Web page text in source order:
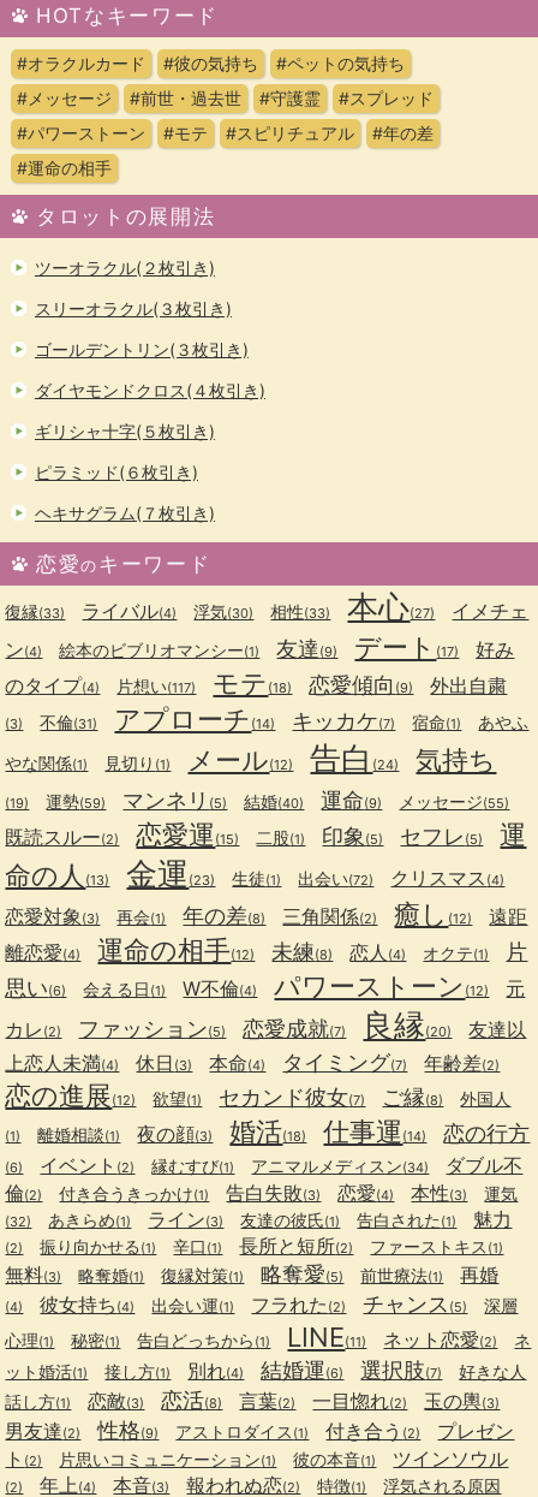
HOTなキーワード
#オラクルカード #彼の気持ち
#ペットの気持ち
#メッセージ
#前世・過去世 #守護霊
#スプレッド
#パワーストーン
#モテ #スピリチュアル
#年の差
#運命の相手
タロットの展開法
ツーオラクル(２枚引き)
スリーオラクル(３枚引き)
ゴールデントリン(３枚引き)
ダイヤモンドクロス(４枚引き)
ギリシャ十字(５枚引き)
ピラミッド(６枚引き)
ヘキサグラム(７枚引き)
恋愛のキーワード
復縁(33) ライバル(4) 浮気(30) 相性(33) 本心(27)
イメチェ
ン(4) 絵本のビブリオマンシー(1) 友達 (9) デート (17)
好み
のタイプ(4) 片想い(117) モテ (18) 恋愛傾向 (9) 外出自粛
(3) 不倫(31) アプローチ (14) キッカケ(7) 宿命(1)
あやふ
やな関係(1) 見切り (1) メール(12) 告白 (24) 気持ち
(19) 運勢(59) マンネリ (5) 結婚(40) 運命(9) メッセージ(55)
既読スルー(2) 恋愛運 (15) 二股(1) 印象 (5) セフレ (5)
運
命の人 (13) 金運 (23) 生徒(1) 出会い(72) クリスマス (4)
恋愛対象 (3) 再会(1) 年の差(8) 三角関係(2) 癒し (12)
遠距
離恋愛(4) 運命の相手(12) 未練(8) 恋人 (4) オクテ(1)
片
思い(6) 会える日 (1) W不倫(4) パワーストーン (12)
元
カレ (2) ファッション(5) 恋愛成就(7) 良縁(20)
友達以
上恋人未満(4) 休日 (3) 本命(4) タイミング(7) 年齢差(2)
恋の進展(12) 欲望(1) セカンド彼女(7) ご縁(8) 外国人
(1) 離婚相談(1) 夜の顔(3) 婚活(18) 仕事運 (14) 恋の行方
(6) イベント (2) 縁むすび(1) アニマルメディスン(34)
ダブル不
倫(2) 付き合うきっかけ(1) 告白失敗(3) 恋愛(4) 本性(3) 運気
(32) あきらめ(1) ライン(3) 友達の彼氏(1) 告白された (1) 魅力
(2) 振り向かせる (1) 辛口 (1) 長所と短所(2) ファーストキス (1)
無料(3) 略奪婚(1) 復縁対策(1) 略奪愛(5) 前世療法(1) 再婚
(4) 彼女持ち (4) 出会い運(1) フラれた (2) チャンス (5)
深層
心理(1) 秘密(1) 告白どっちから (1) LINE(11) ネット恋愛(2)
ネ
ット婚活(1) 接し方(1) 別れ(4) 結婚運(6) 選択肢(7)
好きな人
話し方(1) 恋敵(3) 恋活(8) 言葉(2) 一目惚れ(2) 玉の輿(3)
男友達(2) 性格(9) アストロダイス (1) 付き合う (2)
プレゼン
ト (2) 片思いコミュニケーション(1) 彼の本音(1) ツインソウル
(2) 年上 (4) 本音(3) 報われぬ恋(2) 特徴(1) 浮気される原因